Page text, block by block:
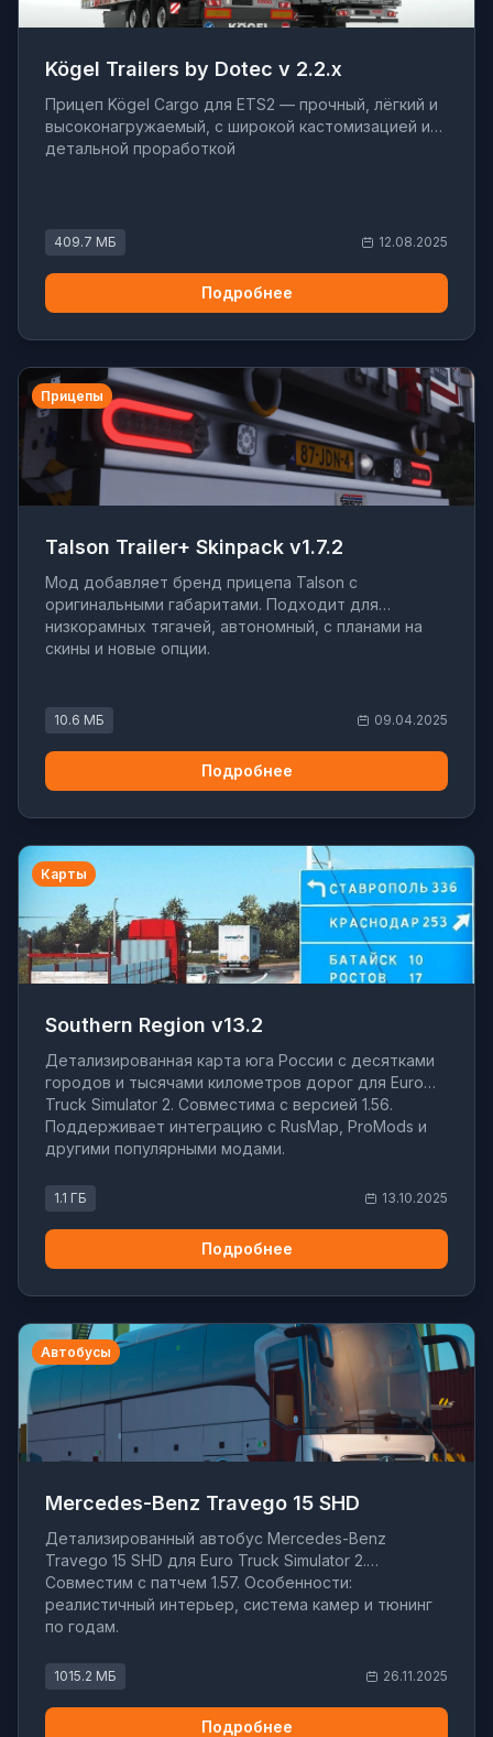
Kögel Trailers by Dotec v 2.2.x
Прицеп Kögel Cargo для ETS2 — прочный, лёгкий и
высоконагружаемый, с широкой кастомизацией и
детальной проработкой
409.7 МБ 12.08.2025
Подробнее
Прицепы
Talson Trailer+ Skinpack v1.7.2
Мод добавляет бренд прицепа Talson с
оригинальными габаритами. Подходит для
низкорамных тягачей, автономный, с планами на
скины и новые опции.
10.6 МБ 09.04.2025
Подробнее
Карты
Southern Region v13.2
Детализированная карта юга России с десятками
городов и тысячами километров дорог для Euro
Truck Simulator 2. Совместима с версией 1.56.
Поддерживает интеграцию с RusMap, ProMods и
другими популярными модами.
1.1 ГБ 13.10.2025
Подробнее
Автобусы
Mercedes-Benz Travego 15 SHD
Детализированный автобус Mercedes-Benz
Travego 15 SHD для Euro Truck Simulator 2.
Совместим с патчем 1.57. Особенности:
реалистичный интерьер, система камер и тюнинг
по годам.
1015.2 МБ 26.11.2025
Подробнее